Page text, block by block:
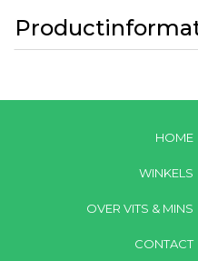
HOME
WINKELS
OVER VITS & MINS
CONTACT